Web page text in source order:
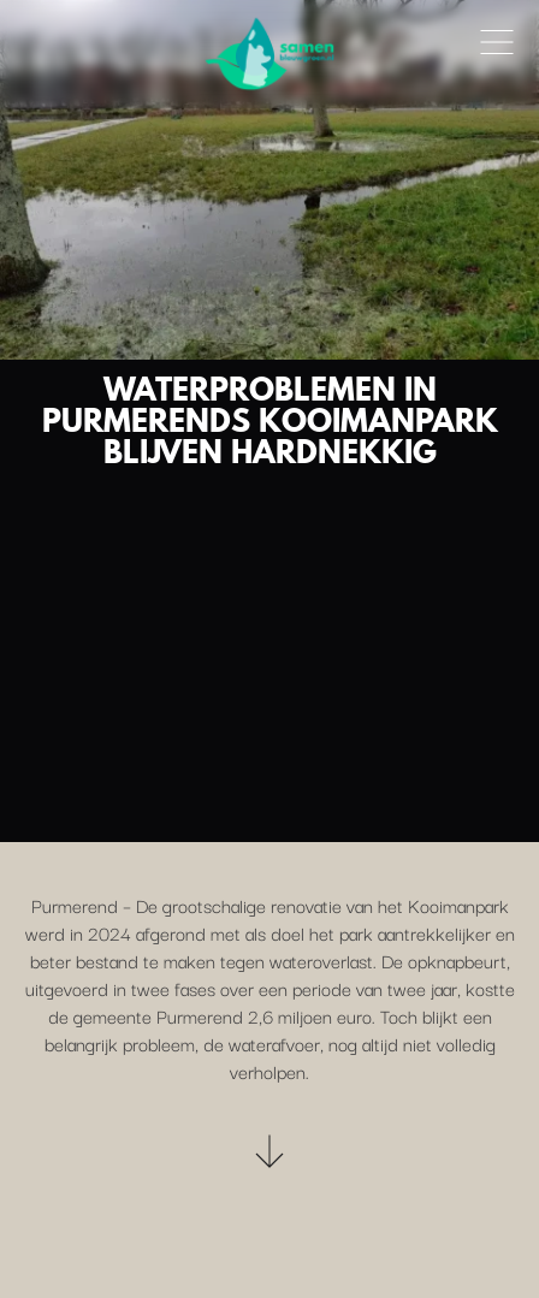
WATERPROBLEMEN IN
PURMERENDS KOOIMANPARK
BLIJVEN HARDNEKKIG
Purmerend – De grootschalige renovatie van het Kooimanpark
werd in 2024 afgerond met als doel het park aantrekkelijker en
beter bestand te maken tegen wateroverlast. De opknapbeurt,
uitgevoerd in twee fases over een periode van twee jaar, kostte
de gemeente Purmerend 2,6 miljoen euro. Toch blijkt een
belangrijk probleem, de waterafvoer, nog altijd niet volledig
verholpen.